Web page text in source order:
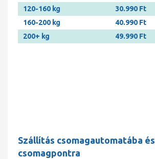
120-160 kg
30.990 Ft
160-200 kg
40.990 Ft
200+ kg
49.990 Ft
Szállítás csomagautomatába és
csomagpontra